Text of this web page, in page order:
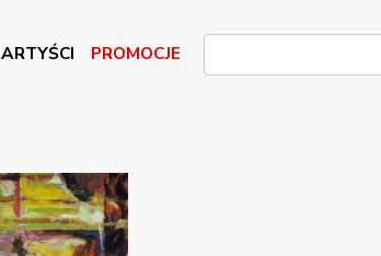
ARTYŚCI PROMOCJE